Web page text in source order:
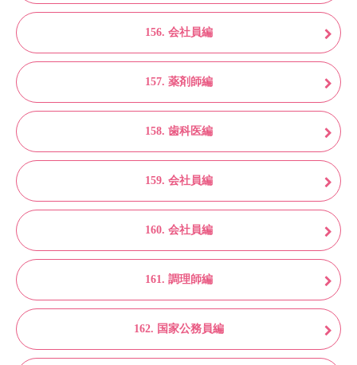
156. 会社員編
157. 薬剤師編
158. 歯科医編
159. 会社員編
160. 会社員編
161. 調理師編
162. 国家公務員編